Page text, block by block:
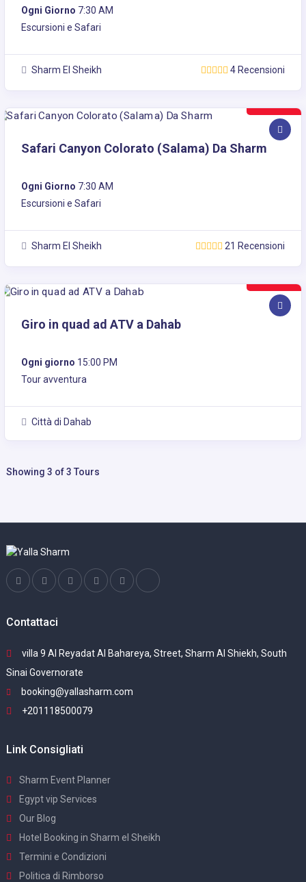
Ogni Giorno 7:30 AM
Escursioni e Safari
Sharm El Sheikh 4 Recensioni
Safari Canyon Colorato (Salama) Da Sharm
Ogni Giorno 7:30 AM
Escursioni e Safari
Sharm El Sheikh 21 Recensioni
Giro in quad ad ATV a Dahab
Ogni giorno 15:00 PM
Tour avventura
Città di Dahab
Showing 3 of 3 Tours
Contattaci
villa 9 Al Reyadat Al Bahareya, Street, Sharm Al Shiekh, South
Sinai Governorate
booking@yallasharm.com
+201118500079
Link Consigliati
Sharm Event Planner
Egypt vip Services
Our Blog
Hotel Booking in Sharm el Sheikh
Termini e Condizioni
Politica di Rimborso